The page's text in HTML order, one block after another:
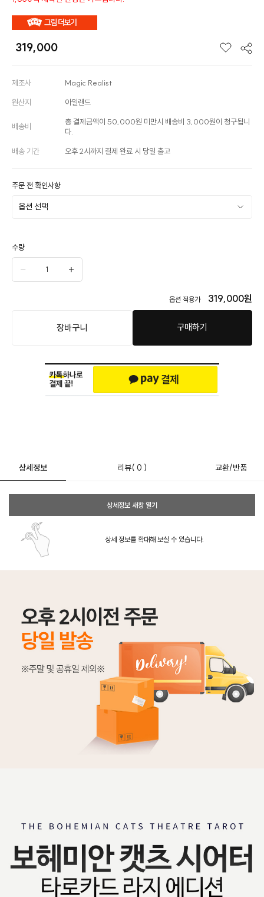
319,000
제조사 Magic Realist
원산지 아일랜드
배송비
총 결제금액이 50,000원 미만시 배송비 3,000원이 청구됩니
다.
배송 기간 오후 2시까지 결제 완료 시 당일 출고
주문 전 확인사항
수량
옵션 적용가 319,000원
장바구니 구매하기
상세정보 리뷰( 0 ) 교환/반품
상세정보 새창 열기
상세 정보를 확대해 보실 수 있습니다.